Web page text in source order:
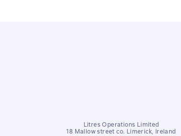
Litres Operations Limited
18 Mallow street co. Limerick, Ireland